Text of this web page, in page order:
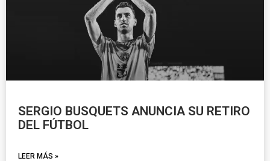
SERGIO BUSQUETS ANUNCIA SU RETIRO
DEL FÚTBOL
LEER MÁS »